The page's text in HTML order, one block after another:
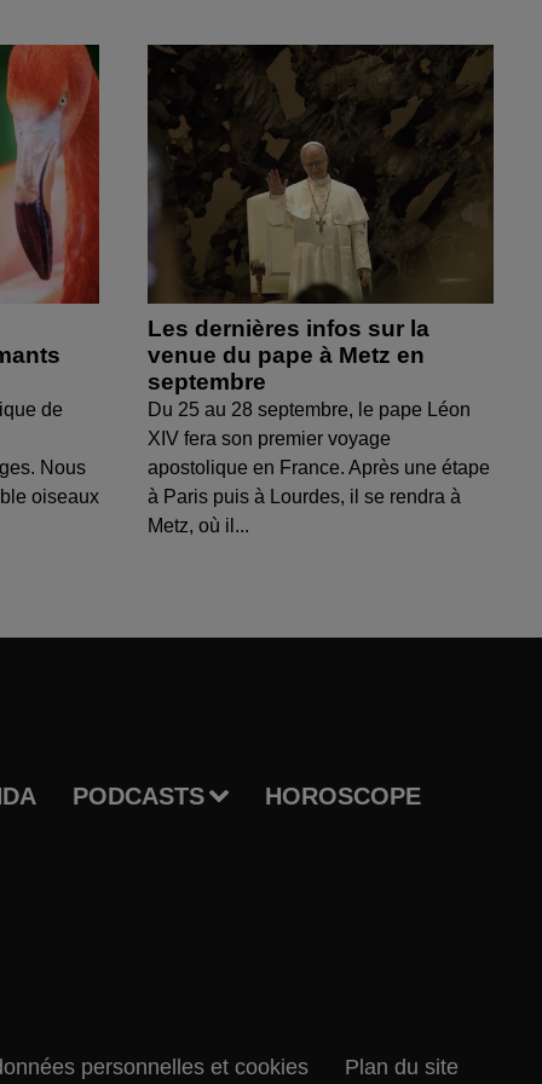
de
Nous
oiseaux
Les dernières infos sur la
venue du pape à Metz en
septembre
Du 25 au 28 septembre, le pape Léon
XIV fera son premier voyage
apostolique en France. Après une étape
à Paris puis à Lourdes, il se rendra à
Metz, où il...
PODCASTS HOROSCOPE
personnelles et cookies Plan du site